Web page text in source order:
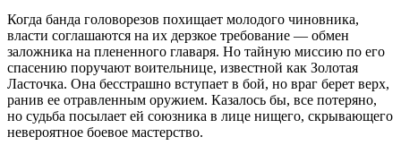
Когда банда головорезов похищает молодого чиновника,
власти соглашаются на их дерзкое требование — обмен
заложника на плененного главаря. Но тайную миссию по его
спасению поручают воительнице, известной как Золотая
Ласточка. Она бесстрашно вступает в бой, но враг берет верх,
ранив ее отравленным оружием. Казалось бы, все потеряно,
но судьба посылает ей союзника в лице нищего, скрывающего
невероятное боевое мастерство.